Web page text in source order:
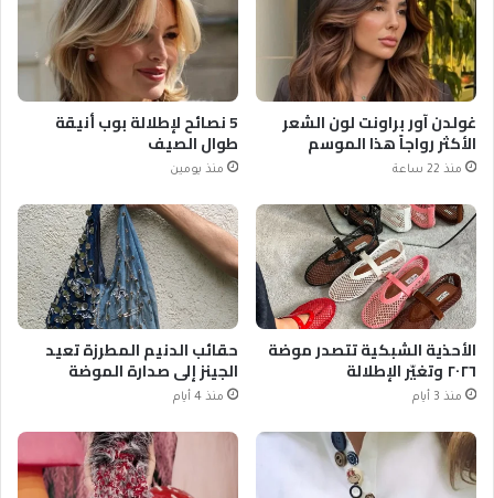
غولدن آور براونت لون الشعر
الأكثر رواجاً هذا الموسم
منذ 22 ساعة
5 نصائح لإطلالة بوب أنيقة
طوال الصيف
منذ يومين
الأحذية الشبكية تتصدر موضة
٢٠٢٦ وتغيّر الإطلالة
منذ 3 أيام
حقائب الدنيم المطرزة تعيد
الجينز إلى صدارة الموضة
منذ 4 أيام